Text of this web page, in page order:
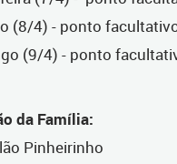
(8/4) - ponto
(9/4) - ponto
da Família:
Pinheirinho